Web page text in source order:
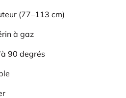
(77–113 cm)
à gaz
90 degrés